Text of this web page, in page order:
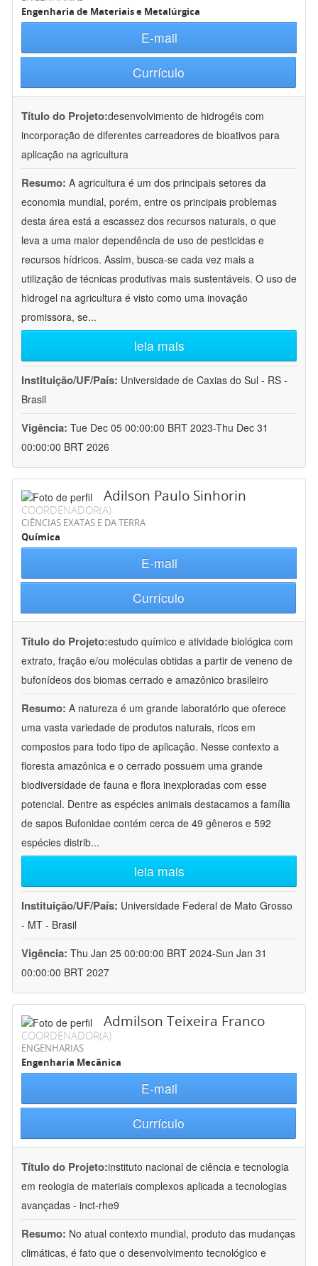
Engenharia de Materiais e Metalúrgica
E-mail
Currículo
Título do Projeto:desenvolvimento de hidrogéis com
incorporação de diferentes carreadores de bioativos para
aplicação na agricultura
Resumo: A agricultura é um dos principais setores da
economia mundial, porém, entre os principais problemas
desta área está a escassez dos recursos naturais, o que
leva a uma maior dependência de uso de pesticidas e
recursos hídricos. Assim, busca-se cada vez mais a
utilização de técnicas produtivas mais sustentáveis. O uso de
hidrogel na agricultura é visto como uma inovação
promissora, se...
leia mais
Instituição/UF/País: Universidade de Caxias do Sul - RS -
Brasil
Vigência: Tue Dec 05 00:00:00 BRT 2023-Thu Dec 31
00:00:00 BRT 2026
Adilson Paulo Sinhorin
COORDENADOR(A)
CIÊNCIAS EXATAS E DA TERRA
Química
E-mail
Currículo
Título do Projeto:estudo químico e atividade biológica com
extrato, fração e/ou moléculas obtidas a partir de veneno de
bufonídeos dos biomas cerrado e amazônico brasileiro
Resumo: A natureza é um grande laboratório que oferece
uma vasta variedade de produtos naturais, ricos em
compostos para todo tipo de aplicação. Nesse contexto a
floresta amazônica e o cerrado possuem uma grande
biodiversidade de fauna e flora inexploradas com esse
potencial. Dentre as espécies animais destacamos a família
de sapos Bufonidae contém cerca de 49 gêneros e 592
espécies distrib...
leia mais
Instituição/UF/País: Universidade Federal de Mato Grosso
- MT - Brasil
Vigência: Thu Jan 25 00:00:00 BRT 2024-Sun Jan 31
00:00:00 BRT 2027
Admilson Teixeira Franco
COORDENADOR(A)
ENGENHARIAS
Engenharia Mecânica
E-mail
Currículo
Título do Projeto:instituto nacional de ciência e tecnologia
em reologia de materiais complexos aplicada a tecnologias
avançadas - inct-rhe9
Resumo: No atual contexto mundial, produto das mudanças
climáticas, é fato que o desenvolvimento tecnológico e